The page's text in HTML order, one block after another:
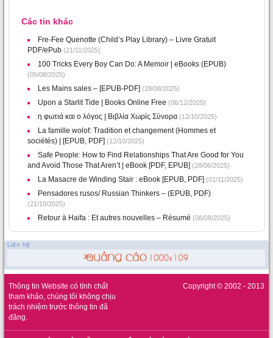
Các tin khác
Fre-Fee Quenotte (Child’s Play Library) – Livre Gratuit
PDF/ePub (21/11/2025)
100 Tricks Every Boy Can Do: A Memoir | eBooks (EPUB)
(05/08/2025)
Les Mains sales – [EPUB-PDF] (28/08/2025)
Upon a Starlit Tide | Books Online Free (06/12/2025)
η φωτιά και ο λόγος | Βιβλία Χωρίς Σύνορα (12/10/2025)
La famille wolof: Tradition et changement (Hommes et
sociétés) | [EPUB, PDF] (12/10/2025)
Safe People: How to Find Relationships That Are Good for You
and Avoid Those That Aren’t | eBook [PDF, EPUB] (28/06/2025)
La Masacre de Winding Stair : eBook [EPUB, PDF] (01/11/2025)
Pensadores rusos/ Russian Thinkers – (EPUB, PDF)
(21/10/2025)
Retour à Haifa : Et autres nouvelles – Résumé (08/08/2025)
Thông tin Website có tính chất
tham khảo, chúng tôi không chịu
trách nhiệm trước thông tin đã
đăng.
Copyright © 2002 - 2013